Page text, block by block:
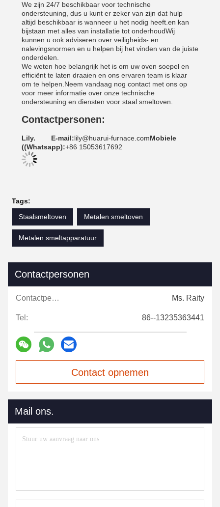
We zijn 24/7 beschikbaar voor technische
ondersteuning, dus u kunt er zeker van zijn dat hulp
altijd beschikbaar is wanneer u het nodig heeft.en kan
bijstaan met alles van installatie tot onderhoudWij
kunnen u ook adviseren over veiligheids- en
nalevingsnormen en u helpen bij het vinden van de juiste
onderdelen.
We weten hoe belangrijk het is om uw oven soepel en
efficiënt te laten draaien en ons ervaren team is klaar
om te helpen.Neem vandaag nog contact met ons op
voor meer informatie over onze technische
ondersteuning en diensten voor staal smeltoven.
Contactpersonen:
Lily. E-mail:lily@huarui-furnace.comMobiele
((Whatsapp):+86 15053617692
Tags:
Staalsmeltoven
Metalen smeltoven
Metalen smeltapparatuur
Contactpersonen
Contactpersonen: Ms. Raity
Tel: 86--13235363441
Contact opnemen
Mail ons.